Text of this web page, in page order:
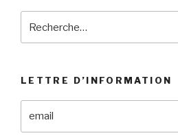
pour
LETTRE D’INFORMATION